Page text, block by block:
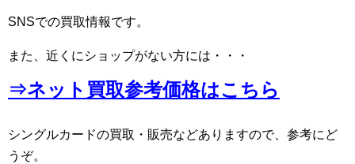
SNSでの買取情報です。
また、近くにショップがない方には・・・
⇒ネット買取参考価格はこちら
シングルカードの買取・販売などありますので、参考にど
うぞ。